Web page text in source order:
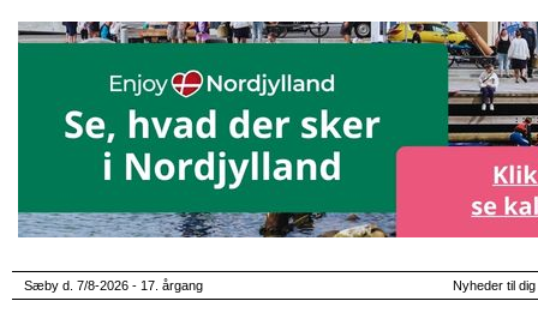
Sæby d. 7/8-2026 - 17. årgang Nyheder til